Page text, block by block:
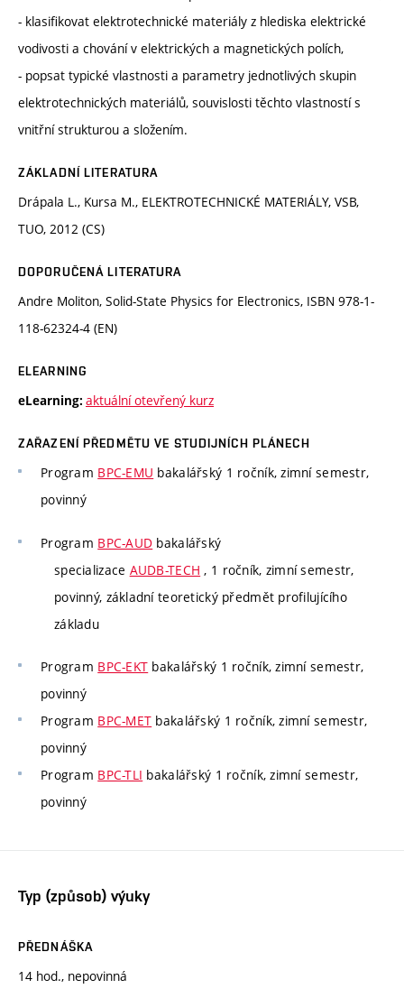
- klasifikovat elektrotechnické materiály z hlediska elektrické
vodivosti a chování v elektrických a magnetických polích,
- popsat typické vlastnosti a parametry jednotlivých skupin
elektrotechnických materiálů, souvislosti těchto vlastností s
vnitřní strukturou a složením.
ZÁKLADNÍ LITERATURA
Drápala L., Kursa M., ELEKTROTECHNICKÉ MATERIÁLY, VSB,
TUO, 2012 (CS)
DOPORUČENÁ LITERATURA
Andre Moliton, Solid-State Physics for Electronics, ISBN 978-1-
118-62324-4 (EN)
ELEARNING
eLearning: aktuální otevřený kurz
ZAŘAZENÍ PŘEDMĚTU VE STUDIJNÍCH PLÁNECH
Program BPC-EMU bakalářský 1 ročník, zimní semestr,
povinný
Program BPC-AUD bakalářský
specializace AUDB-TECH , 1 ročník, zimní semestr,
povinný, základní teoretický předmět profilujícího
základu
Program BPC-EKT bakalářský 1 ročník, zimní semestr,
povinný
Program BPC-MET bakalářský 1 ročník, zimní semestr,
povinný
Program BPC-TLI bakalářský 1 ročník, zimní semestr,
povinný
Typ (způsob) výuky
PŘEDNÁŠKA
14 hod., nepovinná